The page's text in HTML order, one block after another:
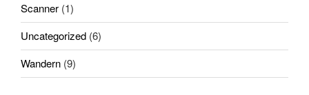
Scanner (1)
Uncategorized (6)
Wandern (9)